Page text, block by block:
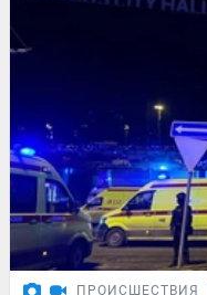
ПРОИСШЕСТВИЯ